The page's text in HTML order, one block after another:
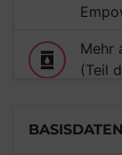
Mehr
(Teil
BASISDATEN